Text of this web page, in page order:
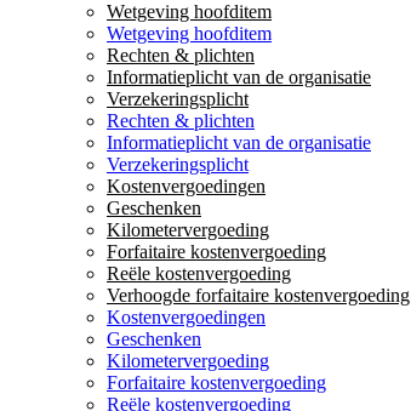
Wetgeving hoofditem
Wetgeving hoofditem
Rechten & plichten
Informatieplicht van de organisatie
Verzekeringsplicht
Rechten & plichten
Informatieplicht van de organisatie
Verzekeringsplicht
Kostenvergoedingen
Geschenken
Kilometervergoeding
Forfaitaire kostenvergoeding
Reële kostenvergoeding
Verhoogde forfaitaire kostenvergoeding
Kostenvergoedingen
Geschenken
Kilometervergoeding
Forfaitaire kostenvergoeding
Reële kostenvergoeding